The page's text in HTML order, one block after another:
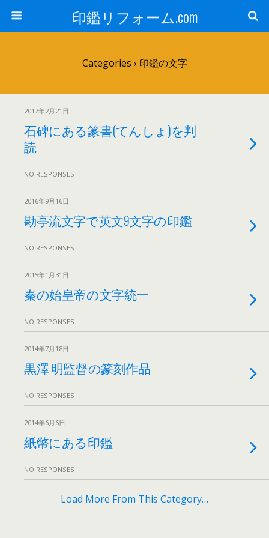
印鑑リフォーム.com
Categories › 印鑑の文字
2017年2月21日
石碑にある篆書(てんしょ)を判
読
NO RESPONSES
2016年9月16日
勘亭流文字で英文9文字の印鑑
NO RESPONSES
2015年1月31日
秦の始皇帝の文字統一
NO RESPONSES
2014年7月18日
黒澤 明監督の篆刻作品
NO RESPONSES
2014年6月6日
紙幣にある印鑑
NO RESPONSES
Load More From This Category…